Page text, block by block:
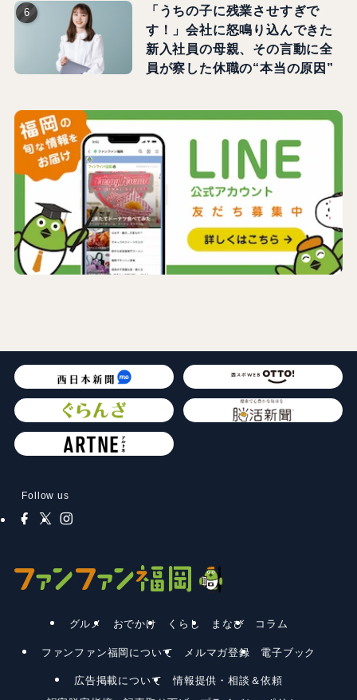
「うちの子に残業させすぎで
す！」会社に怒鳴り込んできた
新入社員の母親、その言動に全
員が察した休職の“本当の原因”
Follow us
グルメ おでかけ くらし まなび コラム
ファンファン福岡について メルマガ登録 電子ブック
広告掲載について
情報提供・相談＆依頼